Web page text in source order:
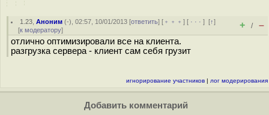
1.23 ,Аноним (-), 02:57, 10/01/2013 [ответить] [ ﹢﹢﹢] [ · · ·][↑]
[к модератору] + / –
отлично оптимизировали все на клиента.
разгрузка сервера - клиент сам себя грузит
игнорирование участников | лог модерирования
Добавить комментарий